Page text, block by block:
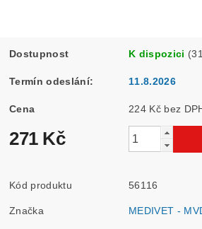
Dostupnost K dispozici
Termín odeslání: 11.8.2026
Cena 224 Kč bez
271 Kč
Kód produktu 56116
Značka MEDIVET -